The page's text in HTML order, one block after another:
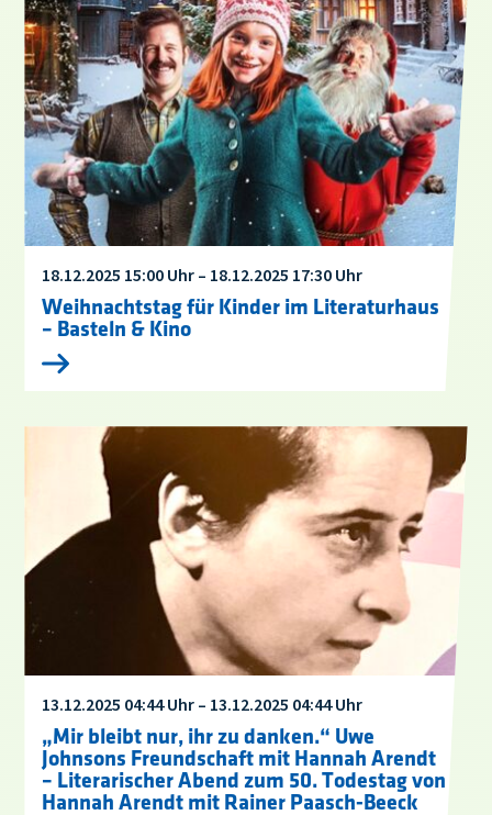
18.12.2025 15:00 Uhr – 18.12.2025 17:30 Uhr
Weihnachtstag für Kinder im Literaturhaus
– Basteln & Kino
13.12.2025 04:44 Uhr – 13.12.2025 04:44 Uhr
„Mir bleibt nur, ihr zu danken.“ Uwe
Johnsons Freundschaft mit Hannah Arendt
– Literarischer Abend zum 50. Todestag von
Hannah Arendt mit Rainer Paasch-Beeck